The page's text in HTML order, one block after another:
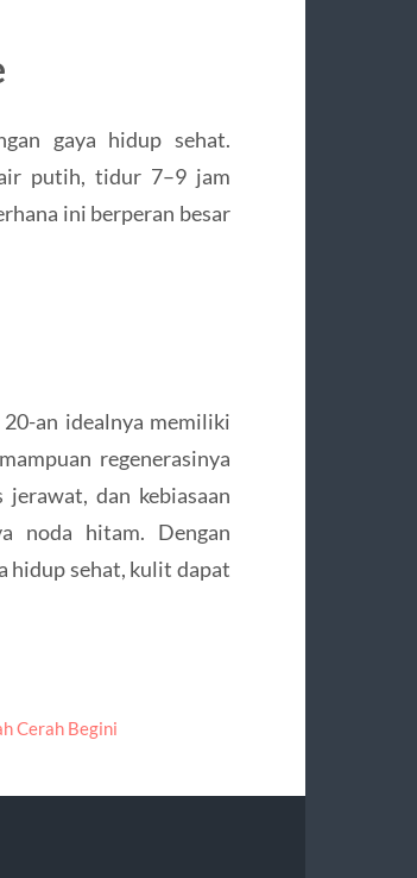
gaya hidup sehat.
putih, tidur 7–9 jam
ini berperan besar
an idealnya memiliki
regenerasinya
dan kebiasaan
noda hitam. Dengan
hidup sehat, kulit dapat
Cerah Begini